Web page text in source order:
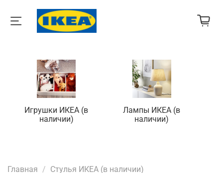
Игрушки ИКЕА (в
наличии)
Лампы ИКЕА (в
наличии)
Главная Стулья ИКЕА (в наличии)